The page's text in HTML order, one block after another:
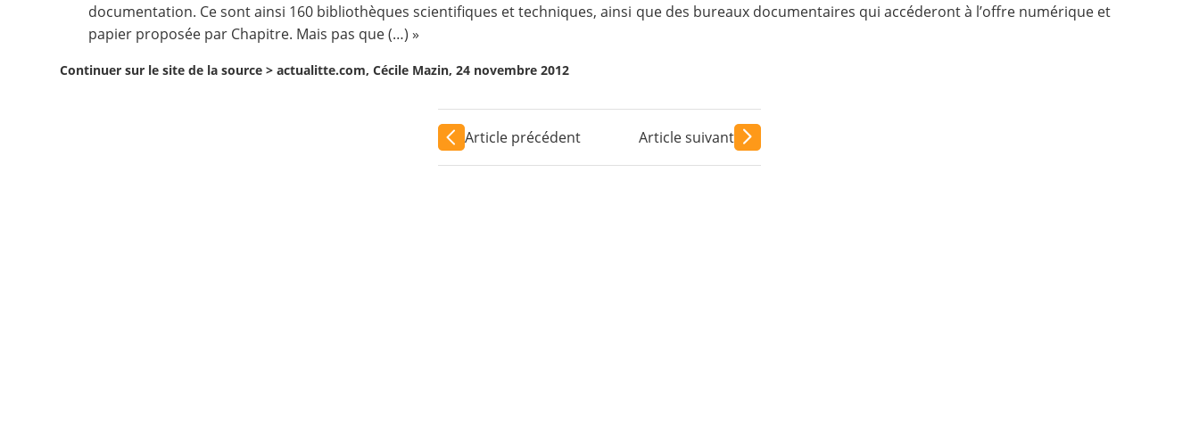
Nous suivre
documentation. Ce sont ainsi 160 bibliothèques scientifiques et techniques, ainsi que des bureaux documentaires qui accéderont à l’offre numérique et
papier proposée par Chapitre. Mais pas que (…) »
Continuer sur le site de la source >actualitte.com, Cécile Mazin, 24 novembre 2012
Article précédent Article suivant